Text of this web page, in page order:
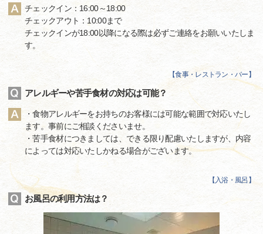
チェックイン：16:00～18:00
チェックアウト：10:00まで
チェックインが18:00以降になる際は必ずご連絡をお願いいたしま
す。
【食事・レストラン・バー】
アレルギーや苦手食材の対応は可能？
・食物アレルギーをお持ちのお客様には可能な範囲で対応いたし
ます。事前にご相談くださいませ。
・苦手食材につきましては、できる限り配慮いたしますが、内容
によっては対応いたしかねる場合がございます。
【 入浴・風呂】
お風呂の利用方法は？